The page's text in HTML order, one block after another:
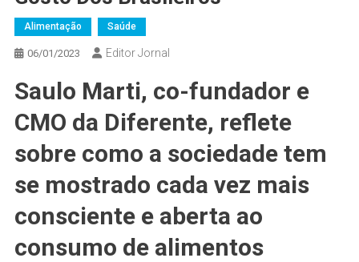
Alimentação Saúde
06/01/2023 Editor Jornal
Saulo Marti, co-fundador e
CMO da Diferente, reflete
sobre como a sociedade tem
se mostrado cada vez mais
consciente e aberta ao
consumo de alimentos